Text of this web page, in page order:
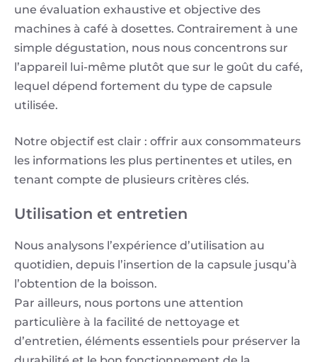
une évaluation exhaustive et objective des
machines à café à dosettes. Contrairement à une
simple dégustation, nous nous concentrons sur
l’appareil lui-même plutôt que sur le goût du café,
lequel dépend fortement du type de capsule
utilisée.
Notre objectif est clair : offrir aux consommateurs
les informations les plus pertinentes et utiles, en
tenant compte de plusieurs critères clés.
Utilisation et entretien
Nous analysons l’expérience d’utilisation au
quotidien, depuis l’insertion de la capsule jusqu’à
l’obtention de la boisson.
Par ailleurs, nous portons une attention
particulière à la facilité de nettoyage et
d’entretien, éléments essentiels pour préserver la